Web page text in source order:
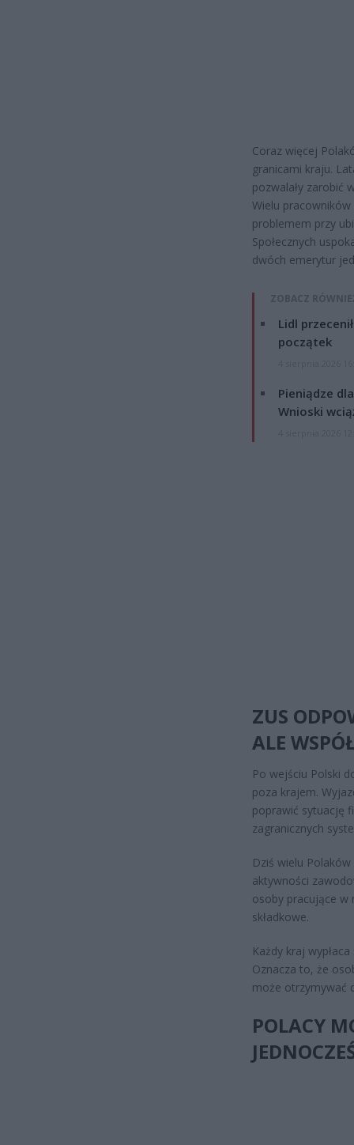
Coraz więcej
granicami kraju.
pozwalały zarobić
Wielu pracowników
problemem przy
Społecznych
dwóch emerytur
ZOBACZ
Lidl
początek
Pieniądze
Wnioski
ZUS
ALE
Po wejściu Polski
poza krajem.
poprawić sytuację
zagranicznych
Dziś wielu
aktywności
osoby pracujące w
składkowe.
Każdy kraj
Oznacza to, że
może otrzymywać
POLACY